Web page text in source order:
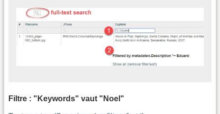
Filtre : "Keywords" vaut "Noel"